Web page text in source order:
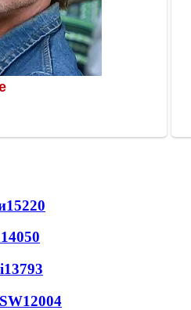
15220
14050
13793
12004